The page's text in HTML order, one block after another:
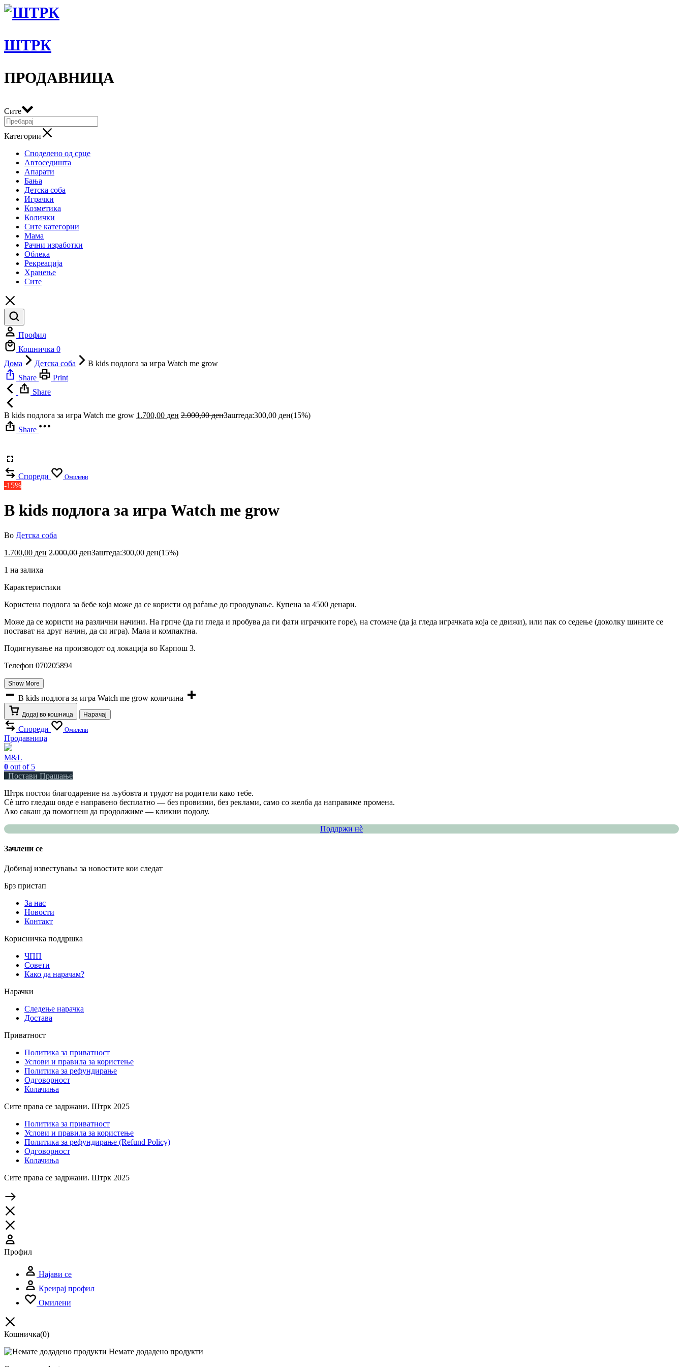
ШТРК
ПРОДАВНИЦА
Сите
Категории
Споделено од срце
Автоседишта
Апарати
Бања
Детска соба
Играчки
Козметика
Колички
Сите категории
Мама
Рачни изработки
Облека
Рекреација
Хранење
Сите
Профил
Кошничка 0
Дома
Детска соба
B kids подлога за игра Watch me grow
Share
Print
Share
B kids подлога за игра Watch me grow 1.700,00 ден 2.000,00денЗаштеда:300,00 ден(15%)
Share
Спореди Омилени
-15%
B kids подлога за игра Watch me grow
Во Детска соба
1.700,00 ден 2.000,00денЗаштеда:300,00 ден(15%)
1 на залиха
Карактеристики
Користена подлога за бебе која може да се користи од раѓање до проодување. Купена за 4500 денари.
Може да се користи на различни начини. На грпче (да ги гледа и пробува да ги фати играчките горе), на стомаче (да ја гледа играчката која се движи), или пак со седење (доколку шините се
постават на друг начин, да си игра). Мала и компактна.
Подигнување на производот од локација во Карпош 3.
Телефон 070205894
Show More
B kids подлога за игра Watch me grow количина
Додај во кошница Нарачај
Спореди Омилени
Продавница
М&L
0 out of 5
Постави Прашање
Штрк постои благодарение на љубовта и трудот на родители како тебе.
Сè што гледаш овде е направено бесплатно — без провизии, без реклами, само со желба да направиме промена.
Ако сакаш да помогнеш да продолжиме — кликни подолу.
Поддржи нѐ
Зачлени се
Добивај известувања за новостите кои следат
Брз пристап
За нас
Новости
Контакт
Корисничка поддршка
ЧПП
Совети
Како да нарачам?
Нарачки
Следење нарачка
Достава
Приватност
Политика за приватност
Услови и правила за користење
Политика за рефундирање
Одговорност
Колачиња
Сите права се задржани. Штрк 2025
Политика за приватност
Услови и правила за користење
Политика за рефундирање (Refund Policy)
Одговорност
Колачиња
Сите права се задржани. Штрк 2025
Профил
Најави се
Креирај профил
Омилени
Кошничка(0)
Немате додадено продукти